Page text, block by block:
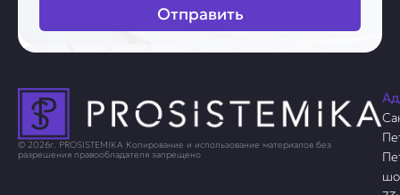
Отправить
© 2026г. PROSISTEMIKA Копирование и использование материалов без
разрешения правообладателя запрещено